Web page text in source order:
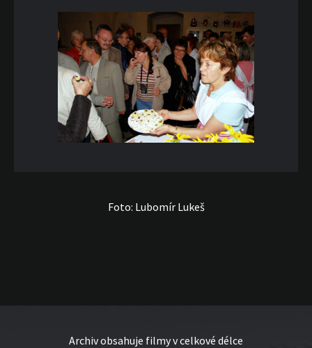
Foto: Lubomír Lukeš
Archiv obsahuje filmy v celkové délce